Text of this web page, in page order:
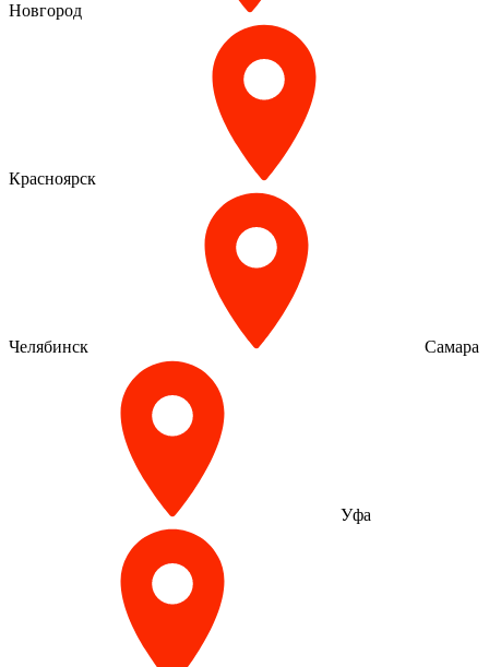
Новгород
Красноярск
Челябинск Самара
Уфа